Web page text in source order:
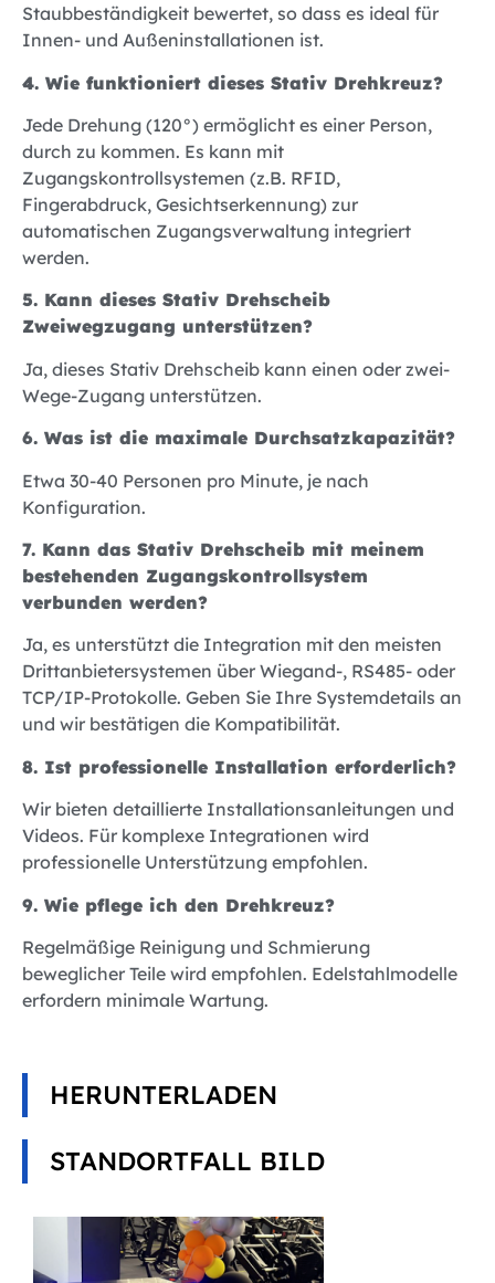
Staubbeständigkeit bewertet, so dass es ideal für
Innen- und Außeninstallationen ist.
4. Wie funktioniert dieses Stativ Drehkreuz?
Jede Drehung (120°) ermöglicht es einer Person,
durch zu kommen. Es kann mit
Zugangskontrollsystemen (z.B. RFID,
Fingerabdruck, Gesichtserkennung) zur
automatischen Zugangsverwaltung integriert
werden.
5. Kann dieses Stativ Drehscheib
Zweiwegzugang unterstützen?
Ja, dieses Stativ Drehscheib kann einen oder zwei-
Wege-Zugang unterstützen.
6. Was ist die maximale Durchsatzkapazität?
Etwa 30-40 Personen pro Minute, je nach
Konfiguration.
7. Kann das Stativ Drehscheib mit meinem
bestehenden Zugangskontrollsystem
verbunden werden?
Ja, es unterstützt die Integration mit den meisten
Drittanbietersystemen über Wiegand-, RS485- oder
TCP/IP-Protokolle. Geben Sie Ihre Systemdetails an
und wir bestätigen die Kompatibilität.
8. Ist professionelle Installation erforderlich?
Wir bieten detaillierte Installationsanleitungen und
Videos. Für komplexe Integrationen wird
professionelle Unterstützung empfohlen.
9. Wie pflege ich den Drehkreuz?
Regelmäßige Reinigung und Schmierung
beweglicher Teile wird empfohlen. Edelstahlmodelle
erfordern minimale Wartung.
HERUNTERLADEN
STANDORTFALL BILD